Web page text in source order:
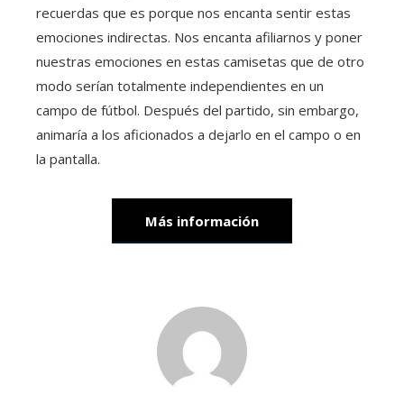
recuerdas que es porque nos encanta sentir estas
emociones indirectas. Nos encanta afiliarnos y poner
nuestras emociones en estas camisetas que de otro
modo serían totalmente independientes en un
campo de fútbol. Después del partido, sin embargo,
animaría a los aficionados a dejarlo en el campo o en
la pantalla.
Más información